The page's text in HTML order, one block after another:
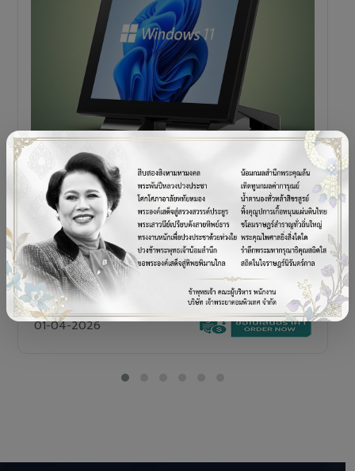
POS TERMINAL
SENOR V+5s
เครื่อง POS All-in-One Touch Screen ดีไซน์พรีเมียม
01-04-2026